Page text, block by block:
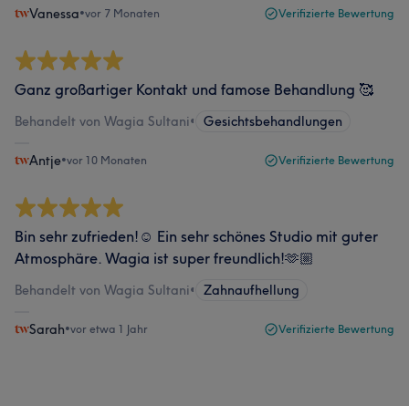
Vanessa•vor 7 Monaten Verifizierte Bewertung
Ganz großartiger Kontakt und famose Behandlung 🥰
Behandelt von Wagia Sultani• Gesichtsbehandlungen
Antje•vor 10 Monaten Verifizierte Bewertung
Bin sehr zufrieden!☺️ Ein sehr schönes Studio mit guter
Atmosphäre. Wagia ist super freundlich!🫶🏼
Behandelt von Wagia Sultani• Zahnaufhellung
Sarah•vor etwa 1 Jahr Verifizierte Bewertung